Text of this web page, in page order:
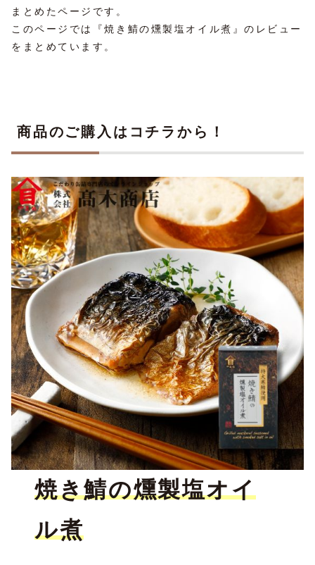
まとめたページです。
このページでは『焼き鯖の燻製塩オイル煮』のレビュー
をまとめています。
商品のご購入はコチラから！
焼き鯖の燻製塩オイ
ル煮